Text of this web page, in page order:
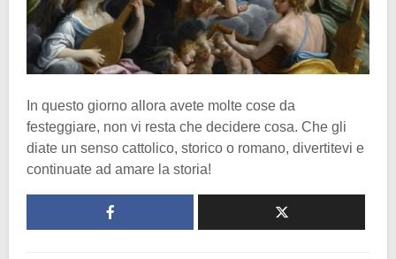
In questo giorno allora avete molte cose da
festeggiare, non vi resta che decidere cosa. Che gli
diate un senso cattolico, storico o romano, divertitevi e
continuate ad amare la storia!